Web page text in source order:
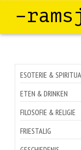
ESOTERIE &
ETEN & DRINKEN
FILOSOFIE & RELIGIE
FRIESTALIG